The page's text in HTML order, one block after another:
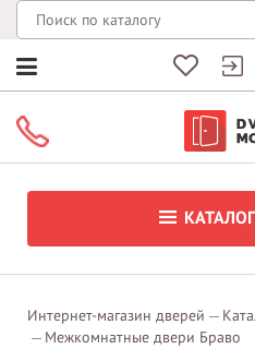
Интернет-магазин дверей
Межкомнатные двери Браво